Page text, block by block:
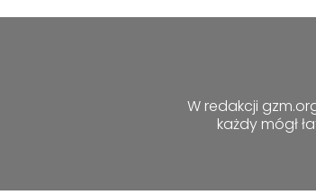
W redakcji
każdy mógł